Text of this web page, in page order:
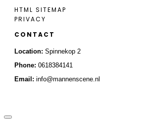
HTML SITEMAP
PRIVACY
CONTACT
Location: Spinnekop 2
Phone: 0618384141
Email: info@mannenscene.nl